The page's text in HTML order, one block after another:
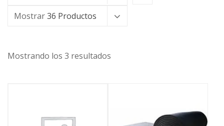
Mostrar36 Productos
Mostrando los 3 resultados